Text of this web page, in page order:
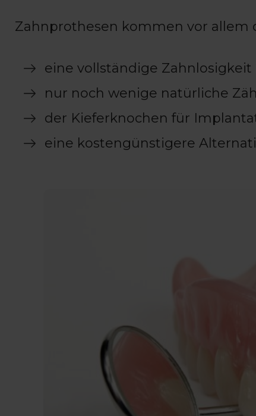
Zahnprothesen kommen vor allem
eine vollständige
nur noch wenige natürliche
der Kieferknochen für
eine kostengünstigere